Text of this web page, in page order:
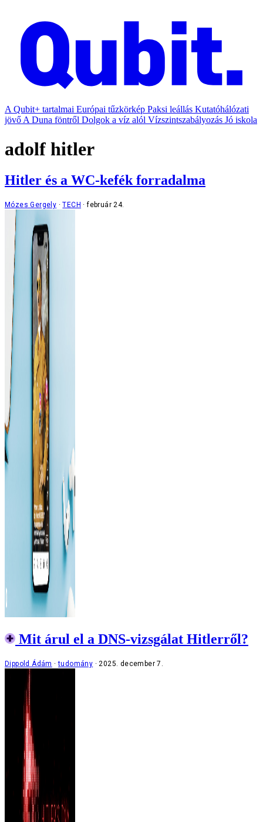
A Qubit+ tartalmai Európai tűzkörkép Paksi leállás Kutatóhálózati
jövő A Duna föntről Dolgok a víz alól Vízszintszabályozás Jó iskola
adolf hitler
Hitler és a WC-kefék forradalma
Mózes Gergely TECH február 24.
Mit árul el a DNS-vizsgálat Hitlerről?
Dippold Ádám tudomány 2025. december 7.